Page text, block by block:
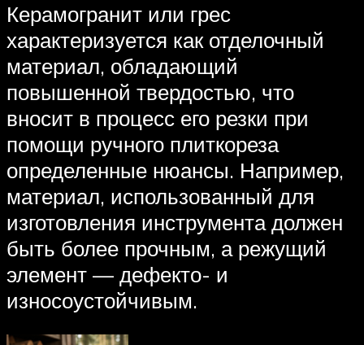
Керамогранит или грес
характеризуется как отделочный
материал, обладающий
повышенной твердостью, что
вносит в процесс его резки при
помощи ручного плиткореза
определенные нюансы. Например,
материал, использованный для
изготовления инструмента должен
быть более прочным, а режущий
элемент — дефекто- и
износоустойчивым.